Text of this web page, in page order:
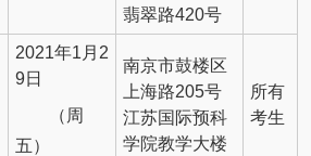
翡翠路420号
2021年1月2
9日
（周
五）
南京市鼓楼区
上海路205号
江苏国际预科
学院教学大楼
所有
考生